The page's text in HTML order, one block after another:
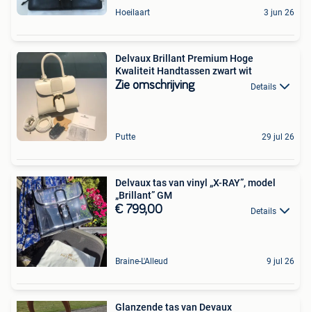
Hoeilaart 3 jun 26
Delvaux Brillant Premium Hoge
Kwaliteit Handtassen zwart wit
Zie omschrijving Details
Putte 29 jul 26
Delvaux tas van vinyl „X-RAY”, model
„Brillant” GM
€ 799,00 Details
Braine-L'Alleud 9 jul 26
Glanzende tas van Devaux